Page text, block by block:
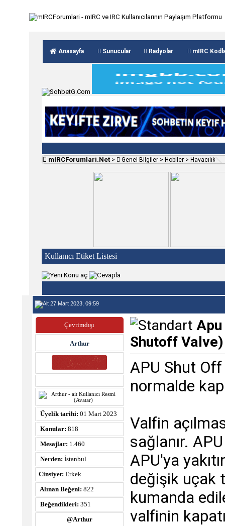
Anasayfa Sunucular Radyolar mIRC
mIRCForumlari.Net > Genel Bilgiler > Hobiler > Havacılık
Kullanıcı Etiket Listesi
27 Mart 2023, 09:59
Çevrimdışı
Arthur
Üyelik tarihi: 01 Mart 2023
Konular: 818
Mesajlar: 1.460
Nerden: İstanbul
Cinsiyet: Erkek
Alınan Beğeni: 822
Beğendikleri: 351
@Arthur
Shutoff Valve)
APU Shut
normalde
Valfin
sağlanır.
APU'ya
değişik uçak
kumanda
valfinin